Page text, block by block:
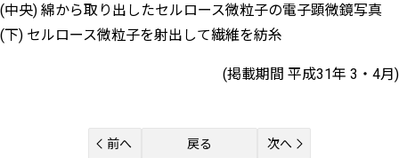
(中央) 綿から取り出したセルロース微粒子の電子顕微鏡写真
(下) セルロース微粒子を射出して繊維を紡糸
(掲載期間 平成31年 3・4月)
前へ 戻る 次へ